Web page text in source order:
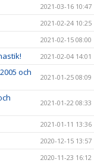
2021-03-16 10:47
2021-02-24 10:25
2021-02-15 08:00
2021-02-04 14:01
och
2021-01-25 08:09
2021-01-22 08:33
2021-01-11 13:36
2020-12-15 13:57
2020-11-23 16:12